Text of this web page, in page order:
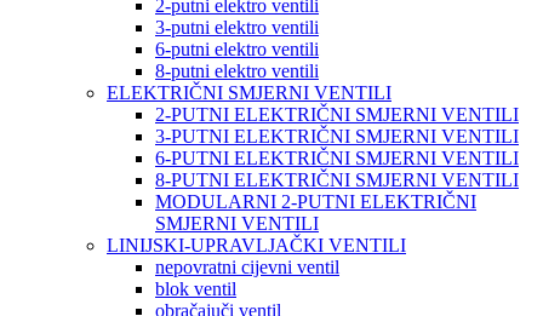
2-putni elektro ventili
3-putni elektro ventili
6-putni elektro ventili
8-putni elektro ventili
ELEKTRIČNI SMJERNI VENTILI
2-PUTNI ELEKTRIČNI SMJERNI VENTILI
3-PUTNI ELEKTRIČNI SMJERNI VENTILI
6-PUTNI ELEKTRIČNI SMJERNI VENTILI
8-PUTNI ELEKTRIČNI SMJERNI VENTILI
MODULARNI 2-PUTNI ELEKTRIČNI
SMJERNI VENTILI
LINIJSKI-UPRAVLJAČKI VENTILI
nepovratni cijevni ventil
blok ventil
obračajuči ventil